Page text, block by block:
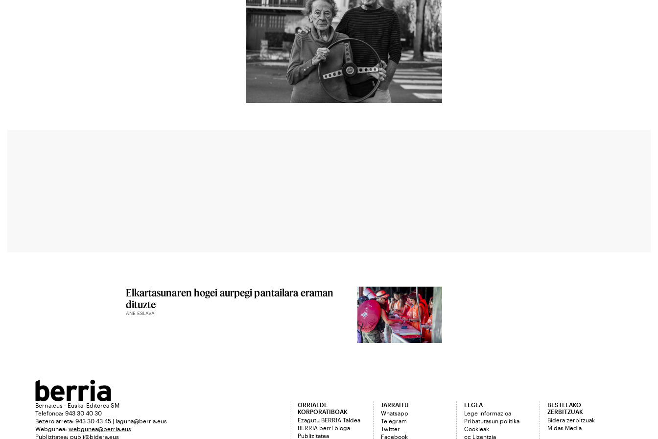
Elkartasunaren hogei aurpegi pantailara eraman
dituzte
ANE ESLAVA
Berria.eus - Euskal Editorea SM
Telefonoa: 943 30 40 30
Bezero arreta: 943 30 43 45 | laguna@berria.eus
Webgunea: webgunea@berria.eus
Publizitatea: publi@bidera.eus
ORRIALDE
KORPORATIBOAK
Ezagutu BERRIA Taldea
BERRIA berri bloga
Publizitatea
JARRAITU
Whatsapp
Telegram
Twitter
Facebook
LEGEA
Lege informazioa
Pribatutasun politika
Cookieak
cc Lizentzia
BESTELAKO
ZERBITZUAK
Bidera zerbitzuak
Midas Media